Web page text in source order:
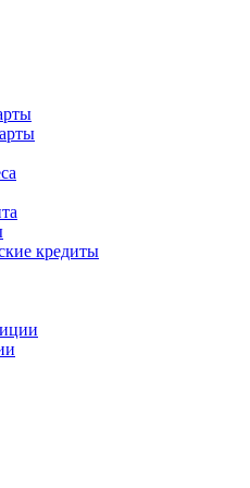
кредиты